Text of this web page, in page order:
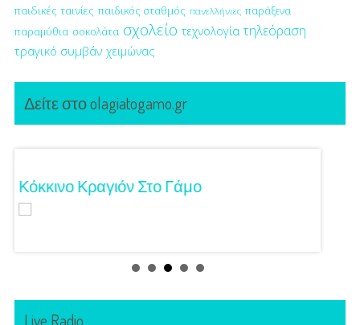
παιδικές ταινίες παιδικός σταθμός πανελλήνιες παράξενα
παραμύθια σοκολάτα σχολείο τεχνολογία τηλεόραση
τραγικό συμβάν χειμώνας
Δείτε στο olagiatogamo.gr
Κόκκινο Κραγιόν Στο Γάμο
Live Radio